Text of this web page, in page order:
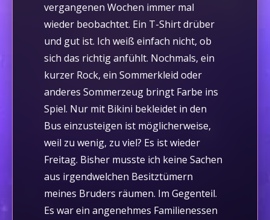
vergangenen Wochen immer mal
wieder beobachtet. Ein T-Shirt drüber
und gut ist. Ich weiß einfach nicht, ob
sich das richtig anfühlt. Nochmals, ein
kurzer Rock, ein Sommerkleid oder
anderes Sommerzeug bringt Farbe ins
Spiel. Nur mit Bikini bekleidet in den
Bus einzusteigen ist möglicherweise,
weil zu wenig, zu viel? Es ist wieder
Freitag. Bisher musste ich keine Sachen
aus irgendwelchen Besitztümern
meines Bruders räumen. Im Gegenteil.
Es war ein angenehmes Familienessen